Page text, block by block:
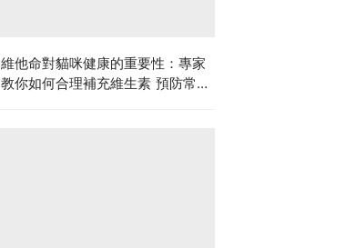
維他命對貓咪健康的重要性：專家
教你如何合理補充維生素 預防常見